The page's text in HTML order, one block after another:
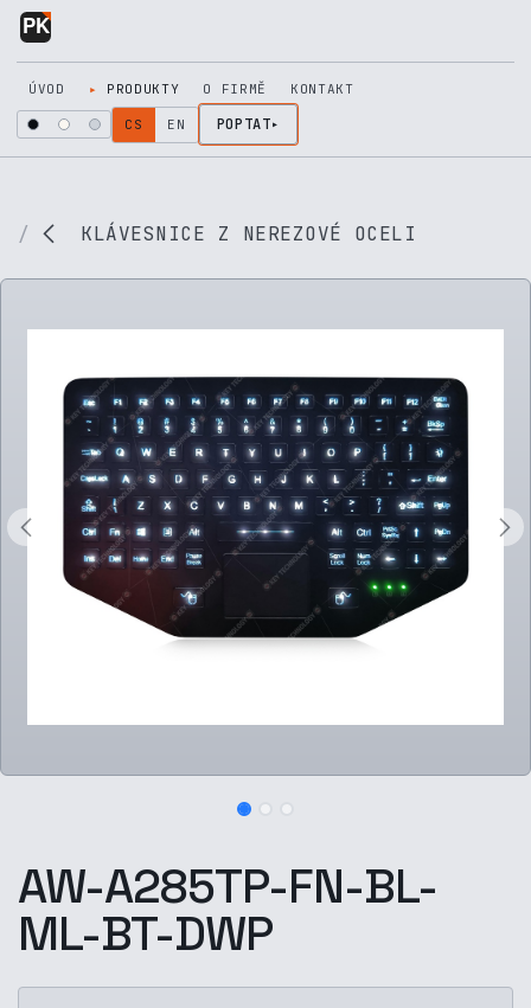
Přejít na obsah
ÚVOD PRODUKTY O FIRMĚ KONTAKT
CS EN POPTAT
KLÁVESNICE Z NEREZOVÉ OCELI
AW-A285TP-FN-BL-
ML-BT-DWP